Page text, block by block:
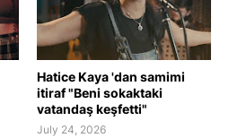
Hatice Kaya 'dan samimi
itiraf "Beni sokaktaki
vatandaş keşfetti"
July 24, 2026